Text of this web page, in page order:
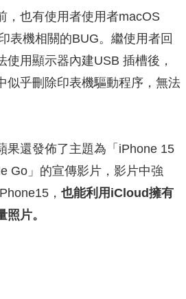
，也有使用者使用者macOS
表機相關的BUG。繼使用者回
使用顯示器內建USB 插槽後，
似乎刪除印表機驅動程序，無法
果還發佈了主題為「iPhone 15
Go」的宣傳影片，影片中強
， 也能利用iCloud擁有
片。